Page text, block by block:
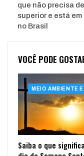
que não precisa
superior e está
no Brasil
VOCÊ PODE
Saiba o que